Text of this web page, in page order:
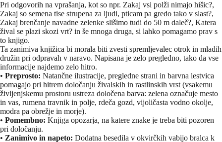
Pri odgovorih na vprašanja, kot so npr. Zakaj vsi polži nimajo hišic?,
Zakaj so semena tise strupena za ljudi, pticam pa gredo tako v slast?,
Zakaj brenčanje navadne zelenke slišimo tudi do 50 m daleč?, Katera
žival se plazi skozi vrt? in še mnoga druga, si lahko pomagamo prav s
to knjigo.
Ta zanimiva knjižica bi morala biti zvesti spremljevalec otrok in mladih
družin pri odpravah v naravo. Napisana je zelo pregledno, tako da vse
informacije najdemo zelo hitro.
• Preprosto: Natančne ilustracije, pregledne strani in barvna lestvica
pomagajo pri hitrem določanju živalskih in rastlinskih vrst (vsakemu
življenjskemu prostoru ustreza določena barva: zelena označuje mesto
in vas, rumena travnik in polje, rdeča gozd, vijoličasta vodno okolje,
modra pa obrežje in morje).
• Pomembno: Knjiga opozarja, na katere znake je treba biti pozoren
pri določanju.
• Zanimivo in napeto: Dodatna besedila v okvirčkih vabijo bralca k